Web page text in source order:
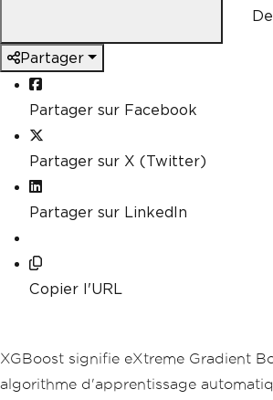
Partager
Partager sur Facebook
Partager sur X (Twitter)
Partager sur LinkedIn
Copier l'URL
XGBoost signifie eXtreme Gradient
algorithme d'apprentissage